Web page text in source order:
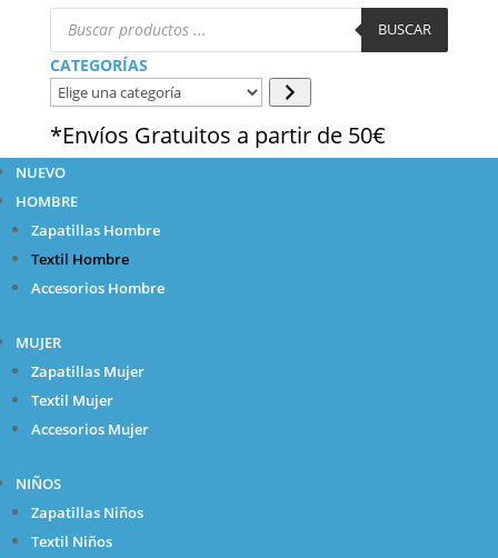
Búsqueda
productos
BUSCAR
CATEGORÍAS
Elige
categoría
*Envíos Gratuitos a partir de 50€
NUEVO
HOMBRE
Zapatillas Hombre
Textil Hombre
Accesorios Hombre
MUJER
Zapatillas Mujer
Textil Mujer
Accesorios Mujer
NIÑOS
Zapatillas Niños
Textil Niños